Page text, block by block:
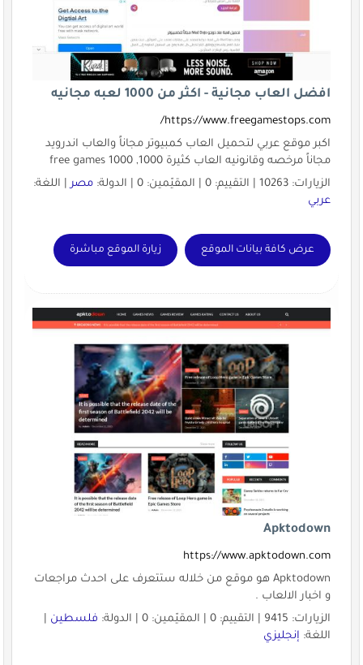
افضل العاب مجانية - اكثر من 1000 لعبه مجانيه
https://www.freegamestops.com/
اكبر موقع عربي لتحميل العاب كمبيوتر مجاناً والعاب اندرويد
مجاناً مرخصه وقانونيه العاب كثيرة 1000, 1000 free games
الزيارات: 10263 | التقييم: 0 | المقيّمين: 0 | الدولة:
مصر| اللغة:
عربي
عرض كافة بيانات الموقع زيارة الموقع مباشرة
Apktodown
https://www.apktodown.com
Apktodown هو موقع من خلاله ستتعرف على احدث مراجعات
و اخبار الالعاب .
الزيارات: 9415 | التقييم: 0 | المقيّمين: 0 | الدولة:
فلسطين|
اللغة: إنجليزي